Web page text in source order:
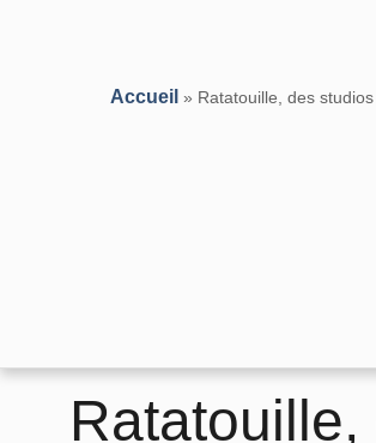
Accueil » Ratatouille, des studios
Ratatouille,